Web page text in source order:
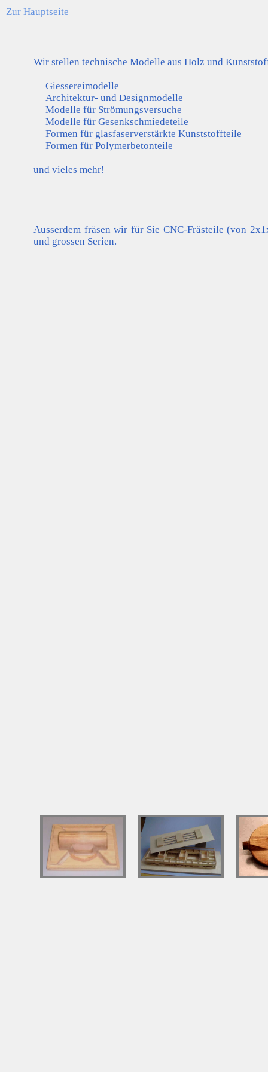
Zur Hauptseite
Wir stellen technische Modelle aus Holz und
Giessereimodelle
Architektur- und Designmodelle
Modelle für Strömungsversuche
Modelle für Gesenkschmiedeteile
Formen für glasfaserverstärkte Kunststoffteile
Formen für Polymerbetonteile
und vieles mehr!
Ausserdem fräsen wir für Sie CNC-Frästeile (von
und grossen Serien.